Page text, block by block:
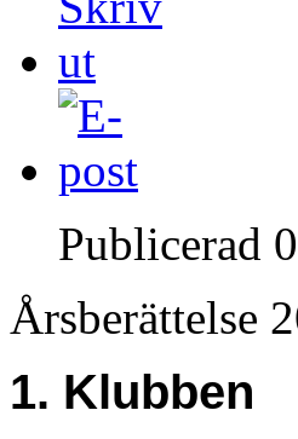
Publicerad
Årsberättelse
1. Klubben